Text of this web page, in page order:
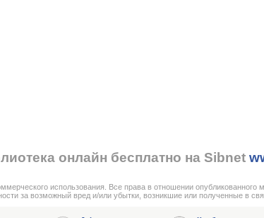
онлайн бесплатно на Sibnet
использования. Все права в отношении
за возможный вред и/или убытки, возникшие или полученные в